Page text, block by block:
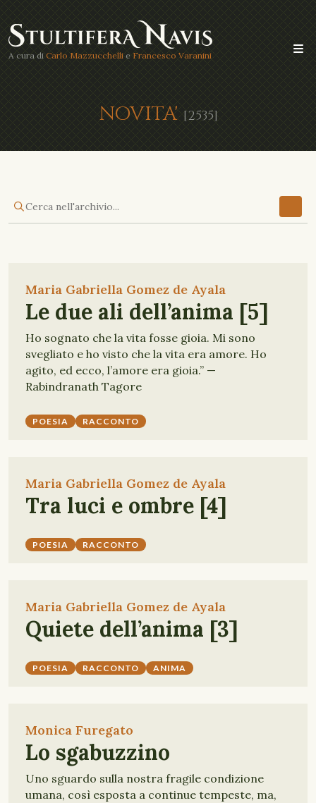
A cura di Carlo Mazzucchelli e Francesco Varanini
NOVITA' [2535]
Maria Gabriella Gomez de Ayala
Le due ali dell’anima [5]
Ho sognato che la vita fosse gioia. Mi sono
svegliato e ho visto che la vita era amore. Ho
agito, ed ecco, l’amore era gioia.” —
Rabindranath Tagore
POESIA RACCONTO
Maria Gabriella Gomez de Ayala
Tra luci e ombre [4]
POESIA RACCONTO
Maria Gabriella Gomez de Ayala
Quiete dell’anima [3]
POESIA RACCONTO ANIMA
Monica Furegato
Lo sgabuzzino
Uno sguardo sulla nostra fragile condizione
umana, così esposta a continue tempeste, ma,